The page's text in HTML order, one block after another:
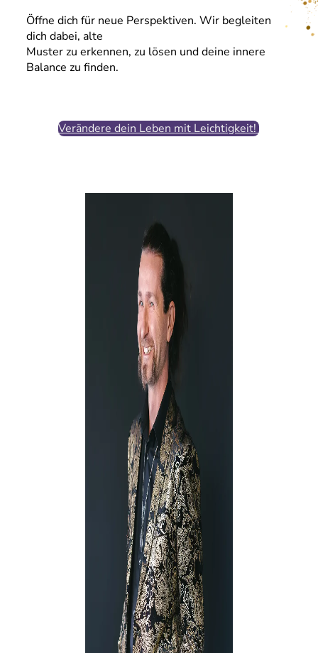
Öffne dich für neue Perspektiven. Wir begleiten
dich dabei, alte
Muster zu erkennen, zu lösen und deine innere
Balance zu finden.
Verändere dein Leben mit Leichtigkeit!